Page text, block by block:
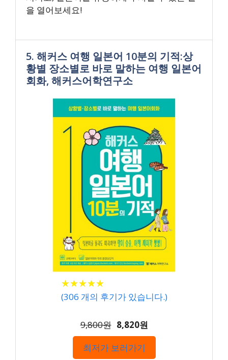
을 열어보세요!
5. 해커스 여행 일본어 10분의 기적:상
황별 장소별로 바로 말하는 여행 일본어
회화, 해커스어학연구소
★★★★★
★★★★★
(306 개의 후기가 있습니다.)
9,800원 8,820원
최저가 보러가기